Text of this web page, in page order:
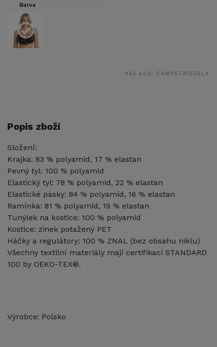
Barva
Náš kód: SAMYSTA123BLK
Popis zboží
Složení:
Krajka: 83 % polyamid, 17 % elastan
Pevný tyl: 100 % polyamid
Elastický tyl: 78 % polyamid, 22 % elastan
Elastické pásky: 84 % polyamid, 16 % elastan
Ramínka: 81 % polyamid, 19 % elastan
Tunýlek na kostice: 100 % polyamid
Kostice: zinek potažený PET
Háčky a regulátory: 100 % ZNAL (bez obsahu niklu)
Všechny textilní materiály mají certifikaci STANDARD
100 by OEKO-TEX®.
Výrobce: Polsko